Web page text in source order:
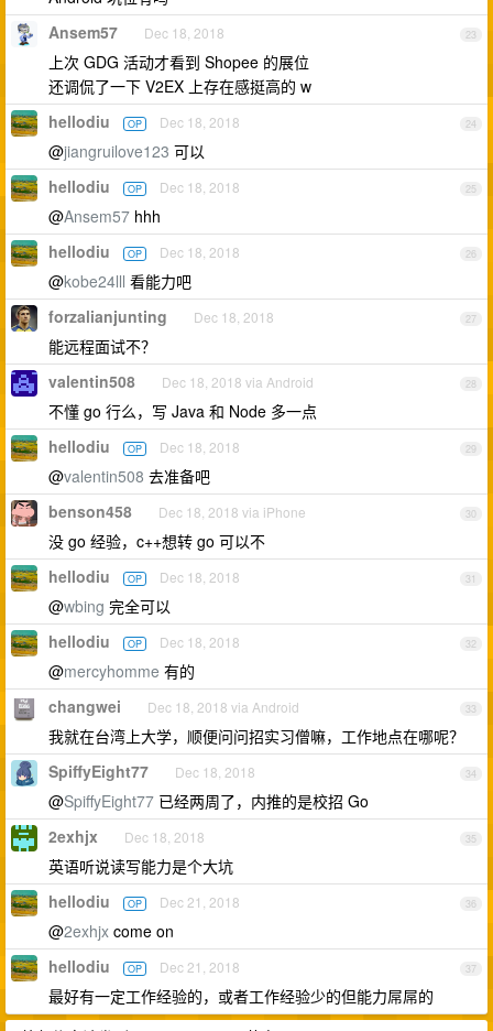
23
Ansem57 Dec 18, 2018
上次 GDG 活动才看到 Shopee 的展位
还调侃了一下 V2EX 上存在感挺高的 w
24
hellodiu OP Dec 18, 2018
@jiangruilove123 可以
25
hellodiu OP Dec 18, 2018
@Ansem57 hhh
26
hellodiu OP Dec 18, 2018
@kobe24lll 看能力吧
27
forzalianjunting Dec 18, 2018
能远程面试不？
28
valentin508 Dec 18, 2018 via Android
不懂 go 行么，写 Java 和 Node 多一点
29
hellodiu OP Dec 18, 2018
@valentin508 去准备吧
30
benson458 Dec 18, 2018 via iPhone
没 go 经验，c++想转 go 可以不
31
hellodiu OP Dec 18, 2018
@wbing 完全可以
32
hellodiu OP Dec 18, 2018
@mercyhomme 有的
33
changwei Dec 18, 2018 via Android
我就在台湾上大学，顺便问问招实习僧嘛，工作地点在哪呢？
34
SpiffyEight77 Dec 18, 2018
@SpiffyEight77 已经两周了，内推的是校招 Go
35
2exhjx Dec 18, 2018
英语听说读写能力是个大坑
36
hellodiu OP Dec 21, 2018
@2exhjx come on
37
hellodiu OP Dec 21, 2018
最好有一定工作经验的，或者工作经验少的但能力屌屌的